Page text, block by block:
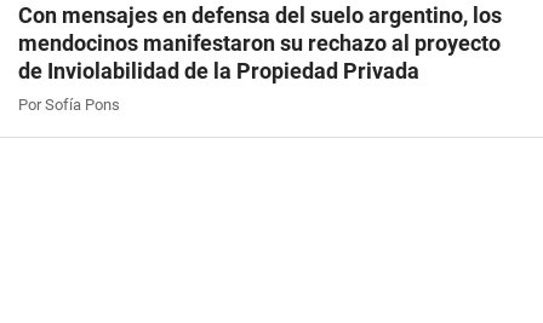
Con mensajes en defensa del suelo argentino, los
mendocinos manifestaron su rechazo al proyecto
de Inviolabilidad de la Propiedad Privada
Por Sofía Pons